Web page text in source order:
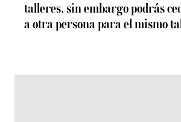
talleres, sin embargo podrás
a otra persona para el mismo